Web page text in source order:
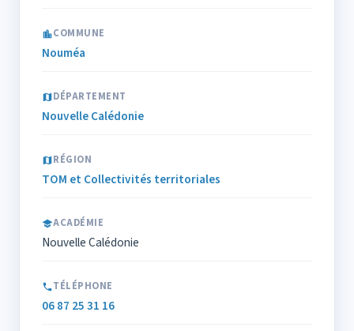
COMMUNE
Nouméa
DÉPARTEMENT
Nouvelle Calédonie
RÉGION
TOM et Collectivités territoriales
ACADÉMIE
Nouvelle Calédonie
TÉLÉPHONE
06 87 25 31 16